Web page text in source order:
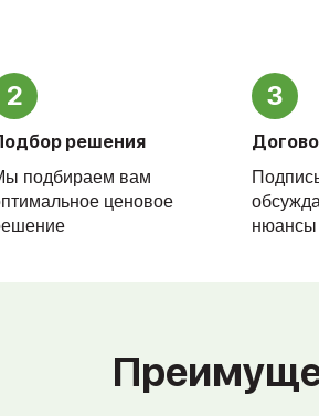
2
решения
подбираем вам
ценовое
3
нюансы